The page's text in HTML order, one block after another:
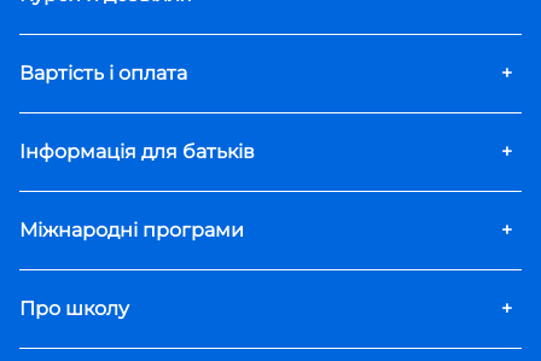
Вартість і оплата +
Інформація для батьків +
Міжнародні програми +
Про школу +